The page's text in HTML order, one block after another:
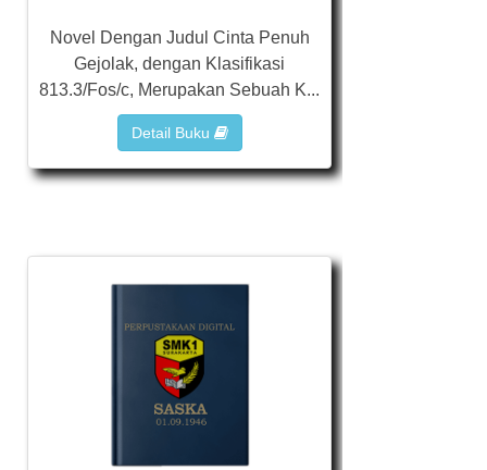
Novel Dengan Judul Cinta Penuh
Gejolak, dengan Klasifikasi
813.3/Fos/c, Merupakan Sebuah K...
Detail Buku